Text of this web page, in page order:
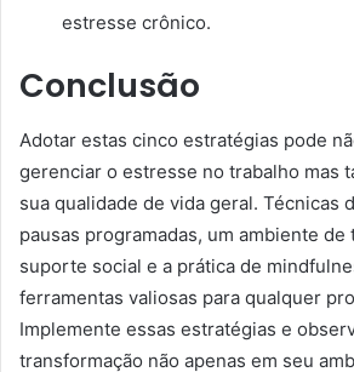
estresse crônico.
Conclusão
Adotar estas cinco estratégias pode
gerenciar o estresse no trabalho mas
sua qualidade de vida geral. Técnicas
pausas programadas, um ambiente
suporte social e a prática de
ferramentas valiosas para qualquer
Implemente essas estratégias e
transformação não apenas em seu